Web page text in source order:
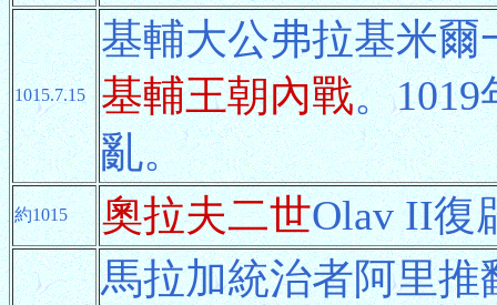
1015.7.15
基輔大公弗拉基米
基輔王朝內戰。1019
亂。
約1015 奧拉夫二世Olav II復
馬拉加統治者阿里